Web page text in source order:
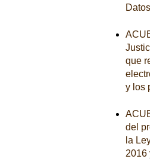
que
y los
del
la
2016